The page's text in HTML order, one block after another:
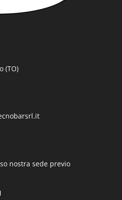
(TO)
nostra sede previo